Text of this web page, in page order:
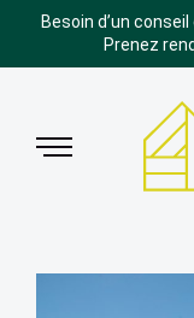
Besoin d’un
Prenez